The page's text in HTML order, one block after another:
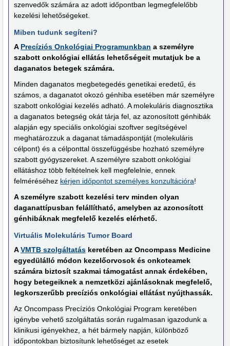
szenvedők számára az adott időpontban legmegfelelőbb
kezelési lehetőségeket.
Miben tudunk segíteni?
A Precíziós Onkológiai Programunkban a személyre
szabott onkológiai ellátás lehetőségeit mutatjuk be a
daganatos betegek számára.
Minden daganatos megbetegedés genetikai eredetű, és
számos, a daganatot okozó génhiba esetében már személyre
szabott onkológiai kezelés adható. A molekuláris diagnosztika
a daganatos betegség okát tárja fel, az azonosított génhibák
alapján egy speciális onkológiai szoftver segítségével
meghatározzuk a daganat támadáspontját (molekuláris
célpont) és a célponttal összefüggésbe hozható személyre
szabott gyógyszereket. A személyre szabott onkológiai
ellátáshoz több feltételnek kell megfelelnie, ennek
felméréséhez kérjen időpontot személyes konzultációra!
A személyre szabott kezelési terv minden olyan
daganattípusban felállítható, amelyben az azonosított
génhibáknak megfelelő kezelés elérhető.
Virtuális Molekuláris Tumor Board
AVMTB szolgáltatás keretében az Oncompass Medicine
egyedülálló módon kezelőorvosok és onkoteamek
számára biztosít szakmai támogatást annak érdekében,
hogy betegeiknek a nemzetközi ajánlásoknak megfelelő,
legkorszerűbb precíziós onkológiai ellátást nyújthassák.
Az Oncompass Precíziós Onkológiai Program keretében
igénybe vehető szolgáltatás során rugalmasan igazodunk a
klinikusi igényekhez, a hét bármely napján, különböző
időpontokban biztosítunk lehetőséget az esetek